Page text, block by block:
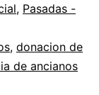
, Pasadas -
, donacion de
de ancianos